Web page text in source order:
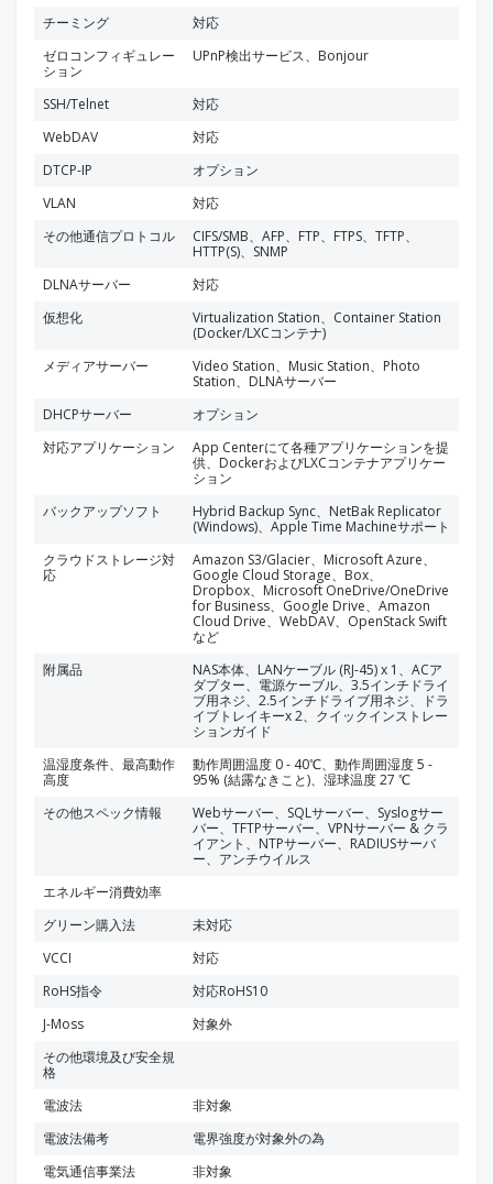
チーミング
対応
ゼロコンフィギュレー
ション
UPnP検出サービス、Bonjour
SSH/Telnet
対応
WebDAV
対応
DTCP-IP
オプション
VLAN
対応
その他通信プロトコル
CIFS/SMB、AFP、FTP、FTPS、TFTP、
HTTP(S)、SNMP
DLNAサーバー
対応
仮想化
Virtualization Station、Container Station
(Docker/LXCコンテナ)
メディアサーバー
Video Station、Music Station、Photo
Station、DLNAサーバー
DHCPサーバー
オプション
対応アプリケーション
App Centerにて各種アプリケーションを提
供、DockerおよびLXCコンテナアプリケー
ション
バックアップソフト
Hybrid Backup Sync、NetBak Replicator
(Windows)、Apple Time Machineサポート
クラウドストレージ対
応
Amazon S3/Glacier、Microsoft Azure、
Google Cloud Storage、Box、
Dropbox、Microsoft OneDrive/OneDrive
for Business、Google Drive、Amazon
Cloud Drive、WebDAV、OpenStack Swift
など
附属品
NAS本体、LANケーブル (RJ-45) x 1、ACア
ダプター、電源ケーブル、3.5インチドライ
ブ用ネジ、2.5インチドライブ用ネジ、ドラ
イブトレイキーx 2、クイックインストレー
ションガイド
温湿度条件、最高動作
高度
動作周囲温度 0 - 40℃、動作周囲湿度 5 -
95% (結露なきこと)、湿球温度 27 ℃
その他スペック情報
Webサーバー、SQLサーバー、Syslogサー
バー、TFTPサーバー、VPNサーバー & クラ
イアント、NTPサーバー、RADIUSサーバ
ー、アンチウイルス
エネルギー消費効率
グリーン購入法
未対応
VCCI
対応
RoHS指令
対応RoHS10
J-Moss
対象外
その他環境及び安全規
格
電波法
非対象
電波法備考
電界強度が対象外の為
電気通信事業法
非対象